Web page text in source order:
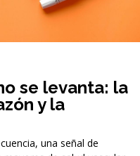
se levanta: la
y la
una señal de